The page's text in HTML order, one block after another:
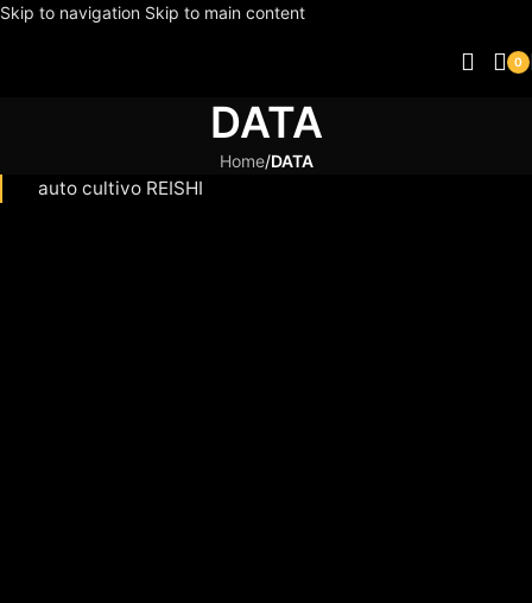
Skip to navigation Skip to main content
0
DATA
Home/DATA
auto cultivo REISHI